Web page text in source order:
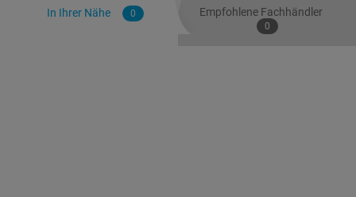
In Ihrer Nähe 0 Empfohlene Fachhändler
0